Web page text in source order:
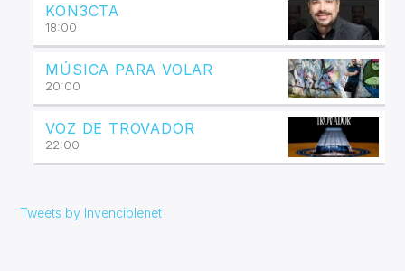
KON3CTA
18:00
MÚSICA PARA VOLAR
20:00
VOZ DE TROVADOR
22:00
Tweets by Invenciblenet